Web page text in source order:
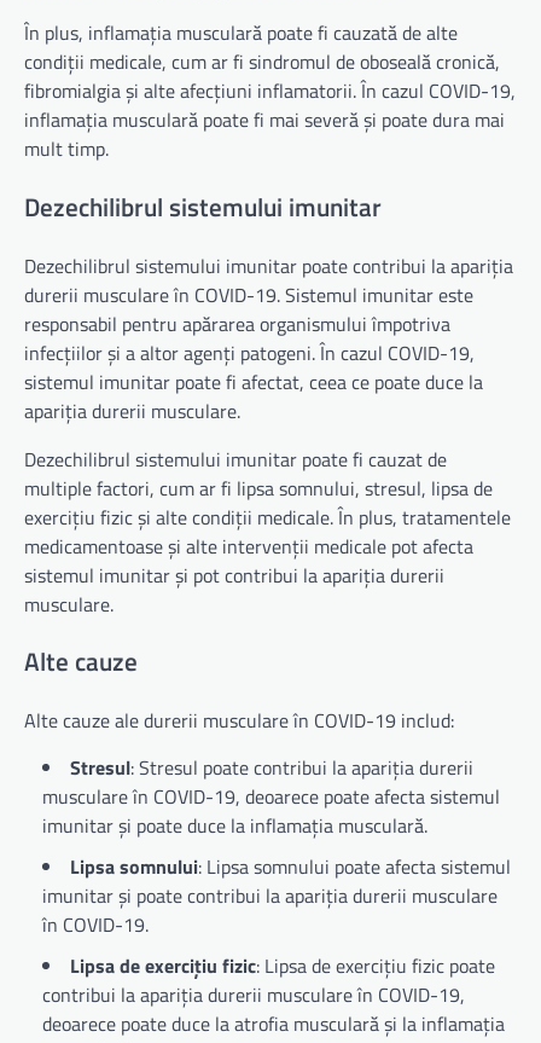
În plus, inflamația musculară poate fi cauzată de alte
condiții medicale, cum ar fi sindromul de oboseală cronică,
fibromialgia și alte afecțiuni inflamatorii. În cazul COVID-19,
inflamația musculară poate fi mai severă și poate dura mai
mult timp.
Dezechilibrul sistemului imunitar
Dezechilibrul sistemului imunitar poate contribui la apariția
durerii musculare în COVID-19. Sistemul imunitar este
responsabil pentru apărarea organismului împotriva
infecțiilor și a altor agenți patogeni. În cazul COVID-19,
sistemul imunitar poate fi afectat, ceea ce poate duce la
apariția durerii musculare.
Dezechilibrul sistemului imunitar poate fi cauzat de
multiple factori, cum ar fi lipsa somnului, stresul, lipsa de
exercițiu fizic și alte condiții medicale. În plus, tratamentele
medicamentoase și alte intervenții medicale pot afecta
sistemul imunitar și pot contribui la apariția durerii
musculare.
Alte cauze
Alte cauze ale durerii musculare în COVID-19 includ:
Stresul: Stresul poate contribui la apariția durerii
musculare în COVID-19, deoarece poate afecta sistemul
imunitar și poate duce la inflamația musculară.
Lipsa somnului: Lipsa somnului poate afecta sistemul
imunitar și poate contribui la apariția durerii musculare
în COVID-19.
Lipsa de exercițiu fizic: Lipsa de exercițiu fizic poate
contribui la apariția durerii musculare în COVID-19,
deoarece poate duce la atrofia musculară și la inflamația